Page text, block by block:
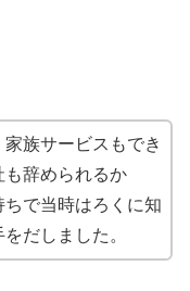
家族サービスもでき
も辞められるか
で当時はろくに知
だしました。